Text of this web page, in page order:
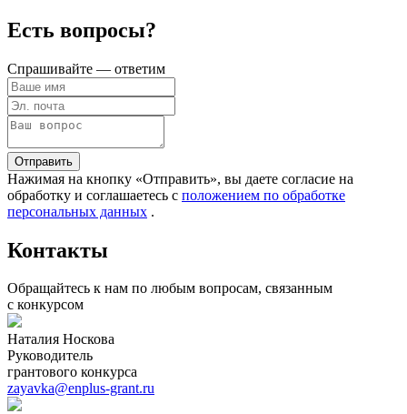
Есть вопросы?
Спрашивайте — ответим
Отправить
Нажимая на кнопку «Отправить», вы даете согласие на
обработку и соглашаетесь c положением по обработке
персональных данных .
Контакты
Обращайтесь к нам по любым вопросам, связанным
с конкурсом
Наталия Носкова
Руководитель
грантового конкурса
zayavka@enplus-grant.ru